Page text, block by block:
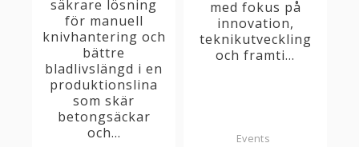
säkrare lösning
för manuell
knivhantering och
bättre
bladlivslängd i en
produktionslina
som skär
betongsäckar
och...
med fokus på
innovation,
teknikutveckling
och framti...
Events